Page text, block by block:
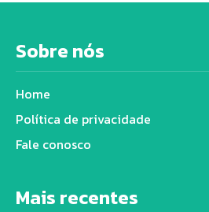
Sobre nós
Home
Política de privacidade
Fale conosco
Mais recentes